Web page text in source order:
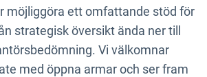
möjliggöra ett omfattande stöd för
strategisk översikt ända ner till
Vi välkomnar
med öppna armar och ser fram